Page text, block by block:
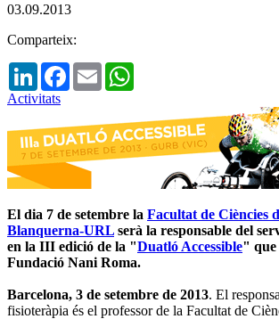
03.09.2013
Comparteix:
LinkedInFacebook
Email
Activitats
El dia 7 de setembre la Facultat de Ciències
Blanquerna-URL serà la responsable del
en la III edició de la "Duatló Accessible" que
Fundació Nani Roma.
Barcelona, 3 de setembre de 2013. El
fisioteràpia és el professor de la Facultat de